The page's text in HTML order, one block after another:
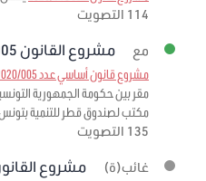
114 التصويت
مع مشروع القانون 2020/005 برمته
مشروع قانون أساسي عدد 2020/005
مقر بين حكومة الجمهورية
مكتب لصندوق قطر للتنمية
135 التصويت
غائب(ة) مشروع القانون 2021/003